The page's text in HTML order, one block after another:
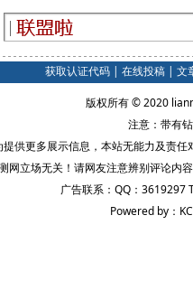
获取认证代码| 在线投稿| 文
版权所有 © 2020
注意：带有
供更多展示信息，本站无能力及责
网立场无关！请网友注意辨别评论内
广告联系：QQ：3619297
Powered by：